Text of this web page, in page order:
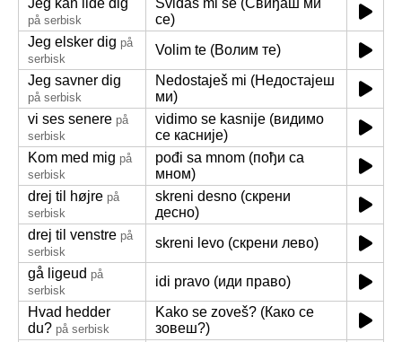
Jeg kan lide dig
på serbisk
Sviđaš mi se (Свиђаш ми
се)
Jeg elsker dig på
serbisk
Volim te (Волим те)
Jeg savner dig
på serbisk
Nedostaješ mi (Недостајеш
ми)
vi ses senere på
serbisk
vidimo se kasnije (видимо
се касније)
Kom med mig på
serbisk
pođi sa mnom (пођи са
мном)
drej til højre på
serbisk
skreni desno (скрени
десно)
drej til venstre på
serbisk
skreni levo (скрени лево)
gå ligeud på
serbisk
idi pravo (иди право)
Hvad hedder
du? på serbisk
Kako se zoveš? (Како се
зовеш?)